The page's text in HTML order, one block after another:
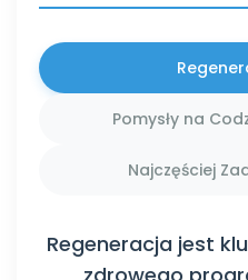
Pomysły na
Najczęściej
Regeneracja jest